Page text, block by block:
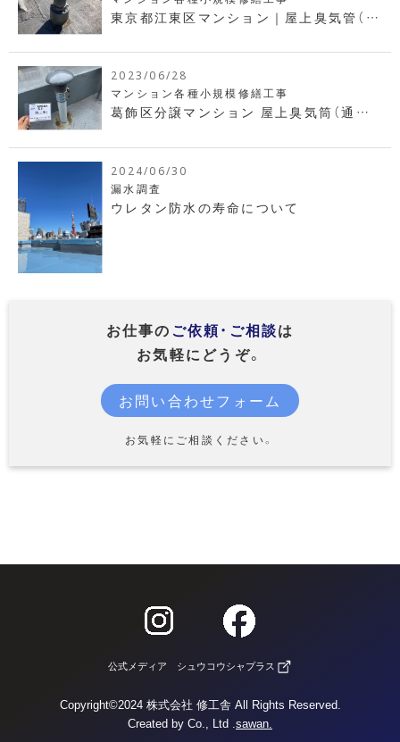
東京都江東区マンション｜屋上臭気管（臭
2023/06/28
マンション各種小規模修繕工事
葛飾区分譲マンション 屋上臭気筒（通気
2024/06/30
漏水調査
ウレタン防水の寿命について
お仕事の ご依頼・ご相談は
お気軽にどうぞ。
お問い合わせフォーム
お気軽にご相談ください。
公式メディア シュウコウシャプラス
Copyright©2024 株式会社 修工舎 All Rights Reserved.
Created by Co., Ltd .sawan.